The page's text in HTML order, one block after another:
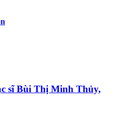
sĩ Bùi Thị Minh Thủy,